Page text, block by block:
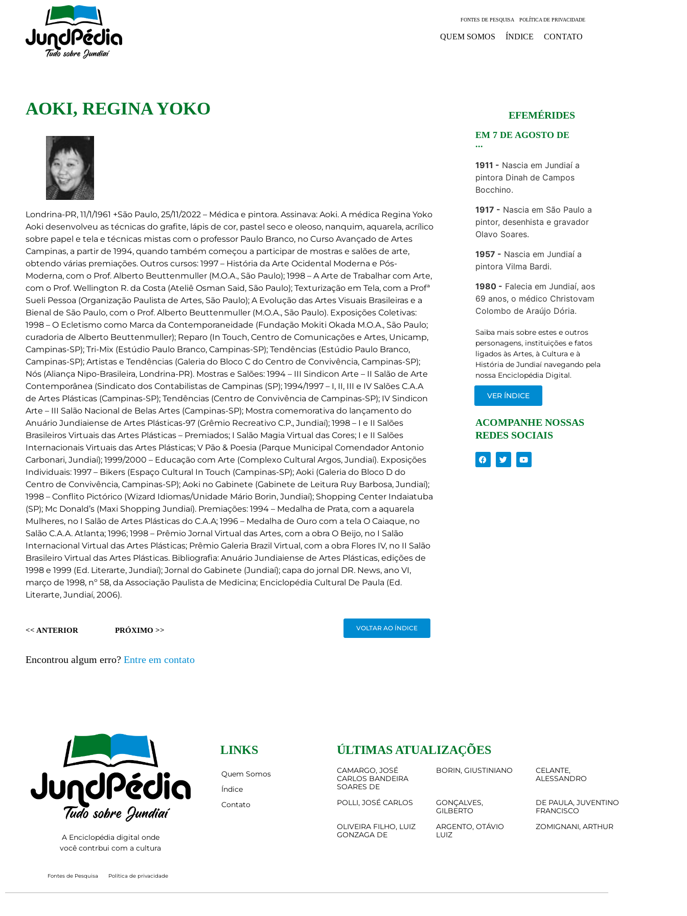
FONTES DE PESQUISA POLÍTICA DE PRIVACIDADE
QUEM SOMOS ÍNDICE CONTATO
AOKI, REGINA YOKO
Londrina-PR, 11/1/1961 +São Paulo, 25/11/2022 – Médica e pintora. Assinava: Aoki. A médica Regina Yoko
Aoki desenvolveu as técnicas do grafite, lápis de cor, pastel seco e oleoso, nanquim, aquarela, acrílico
sobre papel e tela e técnicas mistas com o professor Paulo Branco, no Curso Avançado de Artes
Campinas, a partir de 1994, quando também começou a participar de mostras e salões de arte,
obtendo várias premiações. Outros cursos: 1997 – História da Arte Ocidental Moderna e Pós-
Moderna, com o Prof. Alberto Beuttenmuller (M.O.A., São Paulo); 1998 – A Arte de Trabalhar com Arte,
com o Prof. Wellington R. da Costa (Ateliê Osman Said, São Paulo); Texturização em Tela, com a Profª
Sueli Pessoa (Organização Paulista de Artes, São Paulo); A Evolução das Artes Visuais Brasileiras e a
Bienal de São Paulo, com o Prof. Alberto Beuttenmuller (M.O.A., São Paulo). Exposições Coletivas:
1998 – O Ecletismo como Marca da Contemporaneidade (Fundação Mokiti Okada M.O.A., São Paulo;
curadoria de Alberto Beuttenmuller); Reparo (In Touch, Centro de Comunicações e Artes, Unicamp,
Campinas-SP); Tri-Mix (Estúdio Paulo Branco, Campinas-SP); Tendências (Estúdio Paulo Branco,
Campinas-SP); Artistas e Tendências (Galeria do Bloco C do Centro de Convivência, Campinas-SP);
Nós (Aliança Nipo-Brasileira, Londrina-PR). Mostras e Salões: 1994 – III Sindicon Arte – II Salão de Arte
Contemporânea (Sindicato dos Contabilistas de Campinas (SP); 1994/1997 – I, II, III e IV Salões C.A.A
de Artes Plásticas (Campinas-SP); Tendências (Centro de Convivência de Campinas-SP); IV Sindicon
Arte – III Salão Nacional de Belas Artes (Campinas-SP); Mostra comemorativa do lançamento do
Anuário Jundiaiense de Artes Plásticas-97 (Grêmio Recreativo C.P., Jundiaí); 1998 – I e II Salões
Brasileiros Virtuais das Artes Plásticas – Premiados; I Salão Magia Virtual das Cores; I e II Salões
Internacionais Virtuais das Artes Plásticas; V Pão & Poesia (Parque Municipal Comendador Antonio
Carbonari, Jundiaí); 1999/2000 – Educação com Arte (Complexo Cultural Argos, Jundiaí). Exposições
Individuais: 1997 – Bikers (Espaço Cultural In Touch (Campinas-SP); Aoki (Galeria do Bloco D do
Centro de Convivência, Campinas-SP); Aoki no Gabinete (Gabinete de Leitura Ruy Barbosa, Jundiaí);
1998 – Conflito Pictórico (Wizard Idiomas/Unidade Mário Borin, Jundiaí); Shopping Center Indaiatuba
(SP); Mc Donald’s (Maxi Shopping Jundiaí). Premiações: 1994 – Medalha de Prata, com a aquarela
Mulheres, no I Salão de Artes Plásticas do C.A.A; 1996 – Medalha de Ouro com a tela O Caiaque, no
Salão C.A.A. Atlanta; 1996; 1998 – Prêmio Jornal Virtual das Artes, com a obra O Beijo, no I Salão
Internacional Virtual das Artes Plásticas; Prêmio Galeria Brazil Virtual, com a obra Flores IV, no II Salão
Brasileiro Virtual das Artes Plásticas. Bibliografia: Anuário Jundiaiense de Artes Plásticas, edições de
1998 e 1999 (Ed. Literarte, Jundiaí); Jornal do Gabinete (Jundiaí); capa do jornal DR. News, ano VI,
março de 1998, nº 58, da Associação Paulista de Medicina; Enciclopédia Cultural De Paula (Ed.
Literarte, Jundiaí, 2006).
<< ANTERIOR PRÓXIMO >> VOLTAR AO ÍNDICE
Encontrou algum erro? Entre em contato
EFEMÉRIDES
EM 7 DE AGOSTO DE
...
1911
Nascia em Jundiaí a
pintora Dinah de Campos
Bocchino.
1917
Nascia em São Paulo a
pintor, desenhista e gravador
Olavo Soares.
1957
Nascia em Jundiaí a
pintora Vilma Bardi.
1980
Falecia em Jundiaí, aos
69 anos, o médico Christovam
Colombo de Araújo Dória.
Saiba mais sobre estes e outros
personagens, instituições e fatos
ligados às Artes, à Cultura e à
História de Jundiaí navegando pela
nossa Enciclopédia Digital.
VER ÍNDICE
ACOMPANHE NOSSAS
REDES SOCIAIS
A Enciclopédia digital onde
você contrbui com a cultura
Fontes de Pesquisa Política de privacidade
LINKS
Quem Somos
Índice
Contato
ÚLTIMAS ATUALIZAÇÕES
CAMARGO, JOSÉ
CARLOS BANDEIRA
SOARES DE
BORIN, GIUSTINIANO
CELANTE,
ALESSANDRO
POLLI, JOSÉ CARLOS
GONÇALVES,
GILBERTO
DE PAULA, JUVENTINO
FRANCISCO
OLIVEIRA FILHO, LUIZ
GONZAGA DE
ARGENTO, OTÁVIO
LUIZ
ZOMIGNANI, ARTHUR